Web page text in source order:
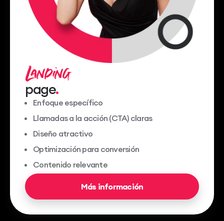
Landing
page
Enfoque específico
Llamadas a la acción (CTA) claras
Diseño atractivo
Optimización para conversión
Contenido relevante
Más información